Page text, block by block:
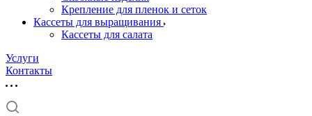
Крепление для пленок и сеток
Кассеты для выращивания
Кассеты для салата
Услуги
Контакты